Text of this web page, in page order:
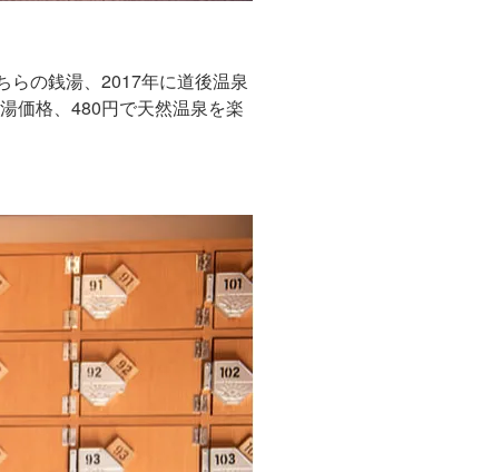
らの銭湯、2017年に道後温泉
価格、480円で天然温泉を楽